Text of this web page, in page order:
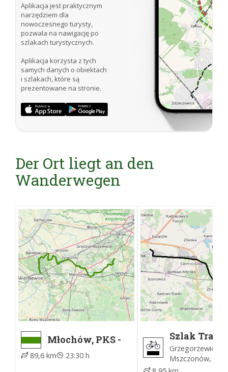
Aplikacja jest praktycznym
narzędziem dla
nowoczesnego turysty,
pozwala na nawigację po
szlakach turystycznych.
Aplikacja korzysta z tych
samych danych o obiektach
i szlakach, które są
prezentowane na stronie.
Der Ort liegt an den
Wanderwegen
Młochów, PKS -
Skierniewice
Rawka, PKP
89,6 km 23:30 h
Szlak
Grzegorzewice -
Mszczonów,